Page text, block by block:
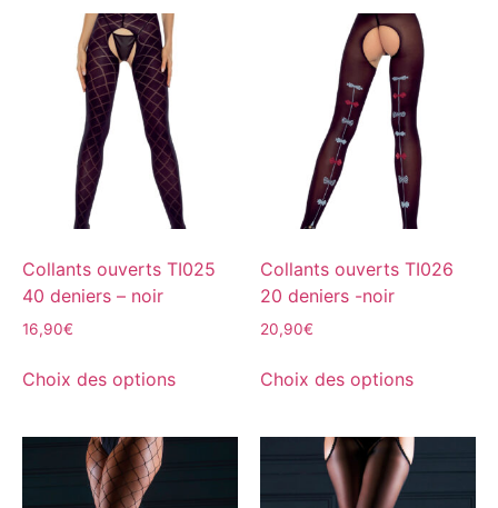
Collants ouverts TI025
40 deniers – noir
16,90€
Choix des options
Collants ouverts TI026
20 deniers -noir
20,90€
Choix des options